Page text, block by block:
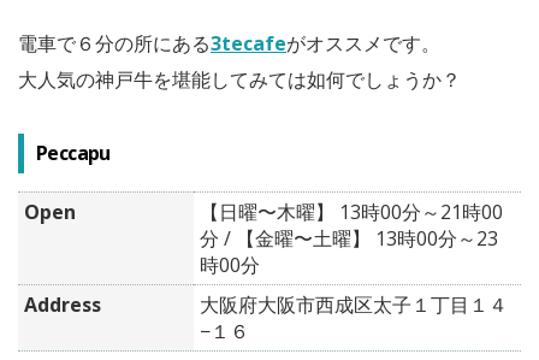
電車で６分の所にある3tecafeがオススメです。
大人気の神戸牛を堪能してみては如何でしょうか？
Peccapu
Open
【日曜〜木曜】 13時00分～21時00
分 / 【金曜〜土曜】 13時00分～23
時00分
Address
大阪府大阪市西成区太子１丁目１４
−１６